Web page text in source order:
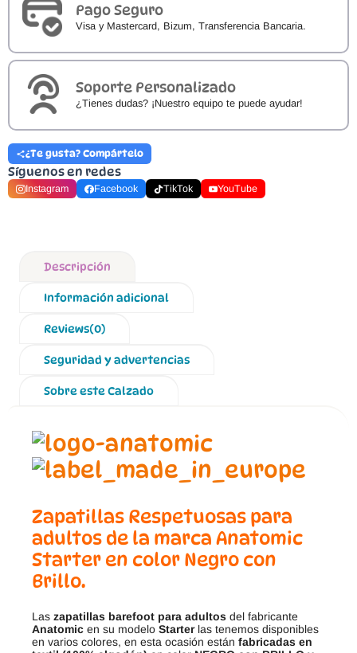
Pago Seguro
Visa y Mastercard, Bizum, Transferencia Bancaria.
Soporte Personalizado
¿Tienes dudas? ¡Nuestro equipo te puede ayudar!
¿Te gusta? Compártelo
Síguenos en redes
Instagram Facebook TikTok YouTube
Descripción
Información adicional
Reviews(0)
Seguridad y advertencias
Sobre este Calzado
Zapatillas Respetuosas para
adultos de la marca Anatomic
Starter en color Negro con
Brillo.
Las zapatillas barefoot para adultos del fabricante
Anatomic en su modelo Starter las tenemos disponibles
en varios colores, en esta ocasión están fabricadas en